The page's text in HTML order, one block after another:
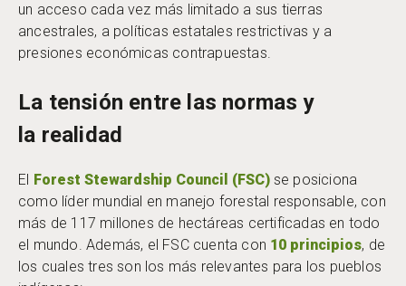
un acceso cada vez más limitado a sus tierras
ancestrales, a políticas estatales restrictivas y a
presiones económicas contrapuestas.
La tensión entre las normas y
la realidad
El Forest Stewardship Council (FSC)se posiciona
como líder mundial en manejo forestal responsable, con
más de 117 millones de hectáreas certificadas en todo
el mundo. Además, el FSC cuenta con 10 principios, de
los cuales tres son los más relevantes para los pueblos